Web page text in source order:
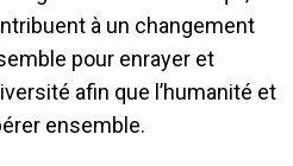
à un changement
pour enrayer et
afin que l’humanité et
ensemble.